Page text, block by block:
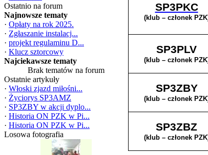
Ostatnio na forum
Najnowsze tematy
· Opłaty na rok 2025.
· Zgłaszanie instalacj...
· projekt regulaminu D...
· Klucz sztorcowy
Najciekawsze tematy
Brak tematów na forum
Ostatnie artykuły
· Włoski zjazd miłośni...
· Życiorys SP3AMZ
· SP3ZBY w akcji dyplo...
· Historia ON PZK w Pi...
· Historia ON PZK w Pi...
Losowa fotografia
SP3PKC
(klub – członek
SP3PLV
(klub – członek
SP3ZBY
(klub – członek
SP3ZBZ
(klub – członek